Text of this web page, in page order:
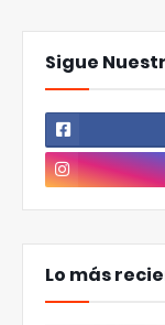
Sigue
Lo más